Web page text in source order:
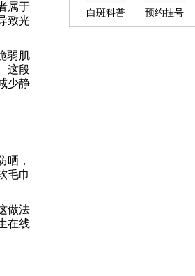
属于
致光
弱肌
这段
少静
晒，
毛巾
做法
在线
白斑科普 预约挂号